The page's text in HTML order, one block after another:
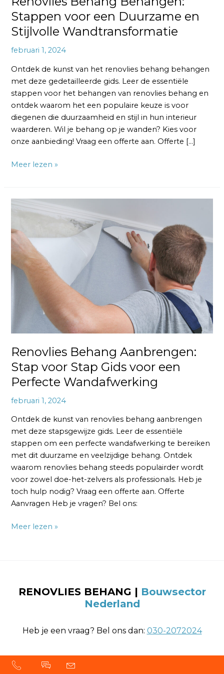
Stappen voor een Duurzame en
Stijlvolle Wandtransformatie
februari 1, 2024
Ontdek de kunst van het renovlies behang behangen
met deze gedetailleerde gids. Leer de essentiële
stappen voor het behangen van renovlies behang en
ontdek waarom het een populaire keuze is voor
diegenen die duurzaamheid en stijl in hun interieur
waarderen. Wil je behang op je wanden? Kies voor
onze aanbieding! Vraag een offerte aan. Offerte […]
Meer lezen »
Renovlies Behang Aanbrengen:
Stap voor Stap Gids voor een
Perfecte Wandafwerking
februari 1, 2024
Ontdek de kunst van renovlies behang aanbrengen
met deze stapsgewijze gids. Leer de essentiële
stappen om een perfecte wandafwerking te bereiken
met dit duurzame en veelzijdige behang. Ontdek
waarom renovlies behang steeds populairder wordt
voor zowel doe-het-zelvers als professionals. Heb je
toch hulp nodig? Vraag een offerte aan. Offerte
Aanvragen Heb je vragen? Bel ons:
Renovlies
Behang
Aanbrengen:
Stap
voor
Stap
Gids
Perfecte
Wandafwerking
Meer lezen »
RENOVLIES BEHANG | Bouwsector
Nederland
Heb je een vraag? Bel ons dan: 030-2072024